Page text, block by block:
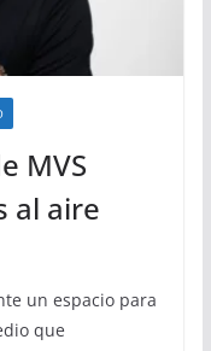
MVS
al aire
un espacio para
que